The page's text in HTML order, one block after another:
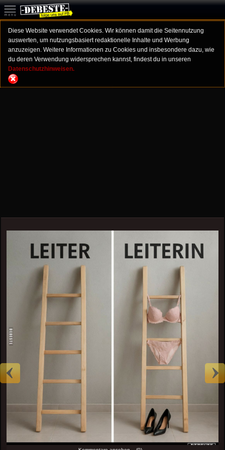
Diese Website verwendet Cookies. Wir können damit die Seitennutzung
auswerten, um nutzungsbasiert redaktionelle Inhalte und Werbung
anzuzeigen. Weitere Informationen zu Cookies und insbesondere dazu, wie
du deren Verwendung widersprechen kannst, findest du in unseren
Datenschutzhinweisen.